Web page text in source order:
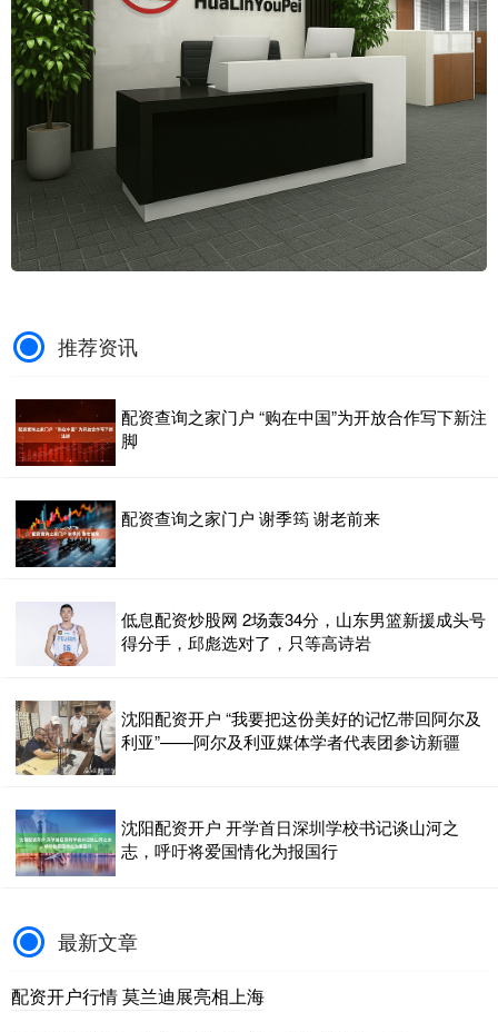
推荐资讯
配资查询之家门户 “购在中国”为开放合作写下新注
脚
配资查询之家门户 谢季筠 谢老前来
低息配资炒股网 2场轰34分，山东男篮新援成头号
得分手，邱彪选对了，只等高诗岩
沈阳配资开户 “我要把这份美好的记忆带回阿尔及
利亚”——阿尔及利亚媒体学者代表团参访新疆
沈阳配资开户 开学首日深圳学校书记谈山河之
志，呼吁将爱国情化为报国行
最新文章
配资开户行情 莫兰迪展亮相上海